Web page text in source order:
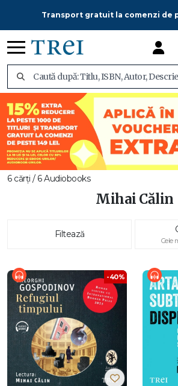
Transport gratuit la comenzi de
6 cărți / 6 Audiobooks
Mihai Călin
Filtează
Cele
-40%